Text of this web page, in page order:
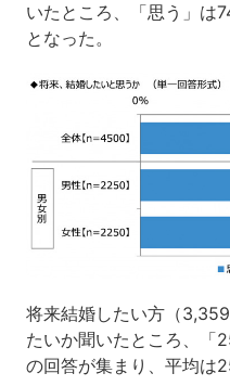
いたところ、「思う」は
となった。
将来結婚したい方（
たいか聞いたところ、「
の回答が集まり、平均は